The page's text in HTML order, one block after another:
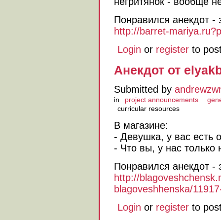
Понравился анекдот -
http://barret-
Login or register to
Анекдот от
Submitted by
in project announcements
curricular resources
В магазине:
- Девушка, у вас есть
- Что вы, у нас только
Понравился анекдот -
http://
blagoveshhenska/
Login or register to